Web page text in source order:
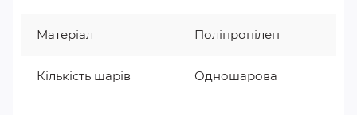
Матеріал Поліпропілен
Кількість шарів Одношарова